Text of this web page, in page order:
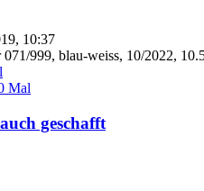
10:37
071/999, blau-weiss, 10/2022,
Mal
geschafft